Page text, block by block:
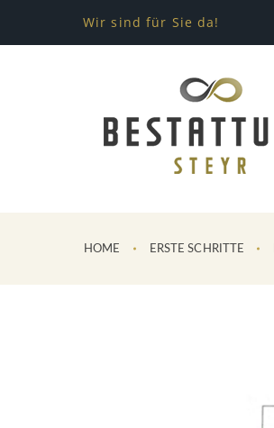
Wir sind für Sie da!
HOME ERSTE SCHRITTE